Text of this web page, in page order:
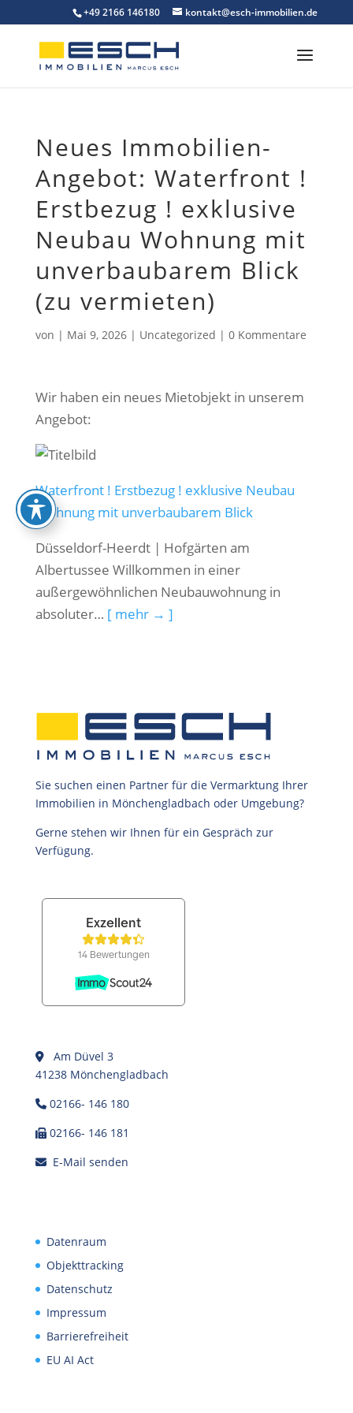
to
content
+49 2166 146180 kontakt@esch-immobilien.de
Neues Immobilien-
Angebot: Waterfront !
Erstbezug ! exklusive
Neubau Wohnung mit
unverbaubarem Blick
(zu vermieten)
von | Mai 9, 2026| Uncategorized | 0 Kommentare
Wir haben ein neues Mietobjekt in unserem
Angebot:
Waterfront ! Erstbezug ! exklusive Neubau
Wohnung mit unverbaubarem Blick
Düsseldorf-Heerdt | Hofgärten am
Albertussee Willkommen in einer
außergewöhnlichen Neubauwohnung in
absoluter… [ mehr → ]
Sie suchen einen Partner für die Vermarktung Ihrer
Immobilien in Mönchengladbach oder Umgebung?
Gerne stehen wir Ihnen für ein Gespräch zur
Verfügung.
Am Düvel 3
41238 Mönchengladbach
02166- 146 180
02166- 146 181
E-Mail senden
Datenraum
Objekttracking
Datenschutz
Impressum
Barrierefreiheit
EU AI Act